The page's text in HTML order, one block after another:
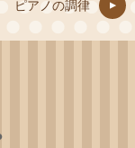
ピアノの調律